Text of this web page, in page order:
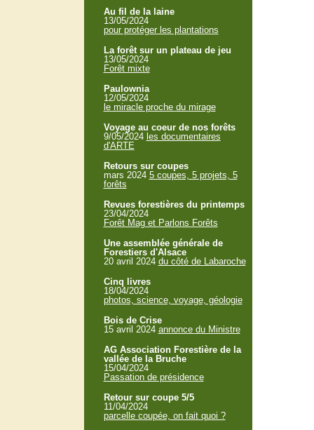
Au fil de la laine
13/05/2024
pour protéger les plantations
La forêt sur un plateau de jeu
13/05/2024
Forêt mixte
Paulownia
12/05/2024
le miracle proche du mirage
Voyage au coeur de nos forêts
9/05/2024 les documentaires
d'ARTE
Retours sur coupes
mars 2024 5 coupes, 5 projets, 5
forêts
Revues forestières du printemps
23/04/2024
Forêt Mag et Parlons Forêts
Une assemblée générale de
Forestiers d'Alsace
20 avril 2024 du côté de Labaroche
Cinq livres
18/04/2024
photos, science, voyage, géologie
Bois de Crise
15 avril 2024 annonce du Ministre
AG Association Forestière de la
vallée de la Bruche
15/04/2024
Passation de présidence
Retour sur coupe 5/5
11/04/2024
parcelle coupée, on fait quoi ?